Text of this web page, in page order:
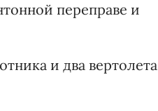
переправе и
и два вертолета